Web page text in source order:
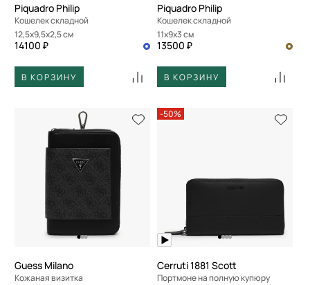
Piquadro Philip
Кошелек складной
12,5x9,5x2,5 см
14100 ₽
В КОРЗИНУ
Piquadro Philip
Кошелек складной
11x9x3 см
13500 ₽
В КОРЗИНУ
Guess Milano
Кожаная визитка
-50%
Cerruti 1881 Scott
Портмоне на полную купюру